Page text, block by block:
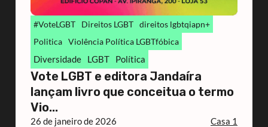
#VoteLGBT Direitos LGBT direitos lgbtqiapn+
Politica Violência Política LGBTfóbica
Diversidade LGBT Política
Vote LGBT e editora Jandaíra
lançam livro que conceitua o termo
Vio...
26 de janeiro de 2026 Casa 1